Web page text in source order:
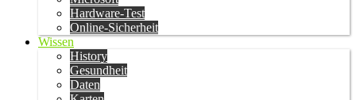
Hardware-Test
Online-Sicherheit
Wissen
History
Gesundheit
Daten